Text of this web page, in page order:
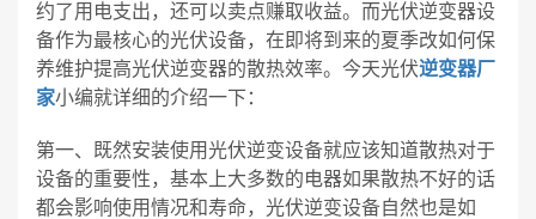
约了用电支出，还可以卖点赚取收益。而光伏逆变器设
备作为最核心的光伏设备，在即将到来的夏季改如何保
养维护提高光伏逆变器的散热效率。今天光伏逆变器厂
家小编就详细的介绍一下：
第一、既然安装使用光伏逆变设备就应该知道散热对于
设备的重要性，基本上大多数的电器如果散热不好的话
都会影响使用情况和寿命，光伏逆变设备自然也是如